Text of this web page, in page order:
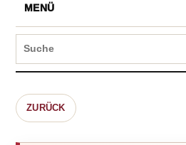
MENÜ
ZURÜCK